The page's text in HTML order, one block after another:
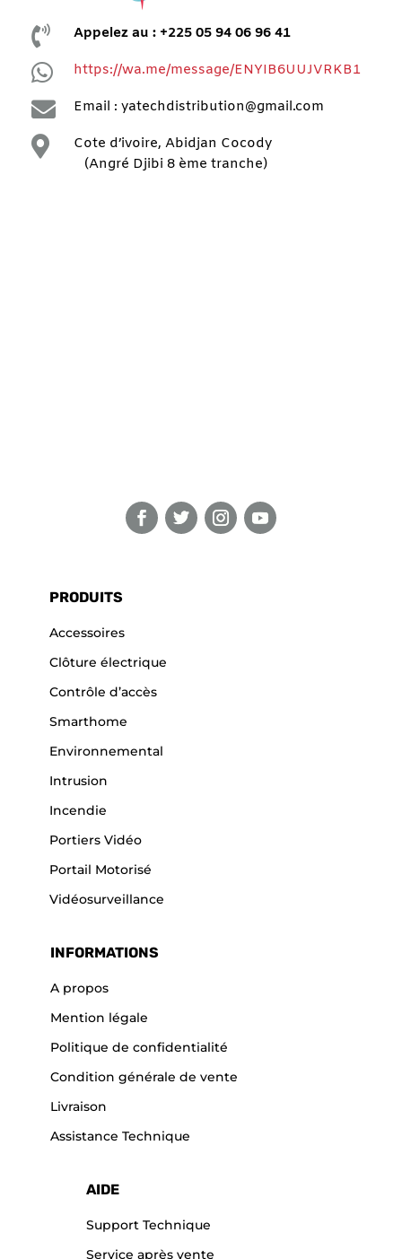
 Appelez au : +225 05 94 06 96 41
 https://wa.me/message/ENYIB6UUJVRKB1
 Email : yatechdistribution@gmail.com

Cote d’ivoire, Abidjan Cocody
(Angré Djibi 8 ème tranche)
PRODUITS
Accessoires
Clôture électrique
Contrôle d’accès
Smarthome
Environnemental
Intrusion
Incendie
Portiers Vidéo
Portail Motorisé
Vidéosurveillance
INFORMATIONS
A propos
Mention légale
Politique de confidentialité
Condition générale de vente
Livraison
Assistance Technique
AIDE
Support Technique
Service après vente